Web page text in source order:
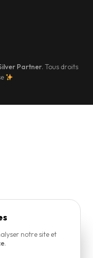
notre site et
.
Partner. Tous droits